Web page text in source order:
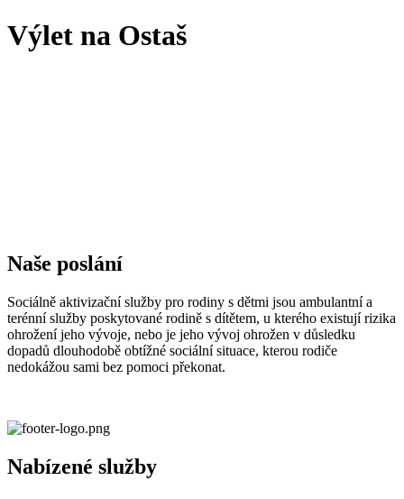
Výlet na Ostaš
Naše poslání
Sociálně aktivizační služby pro rodiny s dětmi jsou ambulantní a
terénní služby poskytované rodině s dítětem, u kterého existují rizika
ohrožení jeho vývoje, nebo je jeho vývoj ohrožen v důsledku
dopadů dlouhodobě obtížné sociální situace, kterou rodiče
nedokážou sami bez pomoci překonat.
Nabízené služby